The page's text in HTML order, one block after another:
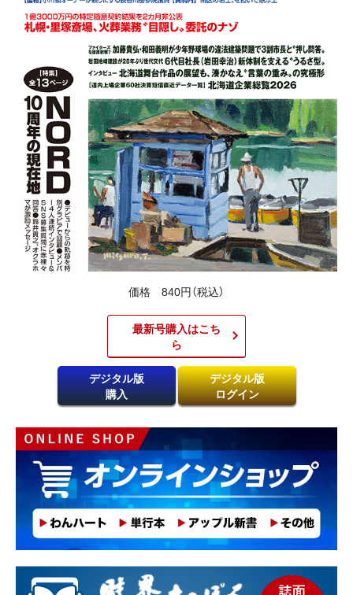
価格 840円（税込）
最新号購入はこち
ら​
デジタル版
購入
デジタル版
ログイン